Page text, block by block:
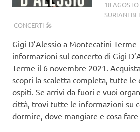
18
SURIANI
CONCERTI 🎤
Gigi D’Alessio a Montecatini
informazioni sul concerto di Gigi
Terme il 6 novembre 2021.
scopri la scaletta completa, tutte
ospiti. Se arrivi da fuori e vuoi
città, trovi tutte le informazioni su
dormire, dove mangiare e cosa fare